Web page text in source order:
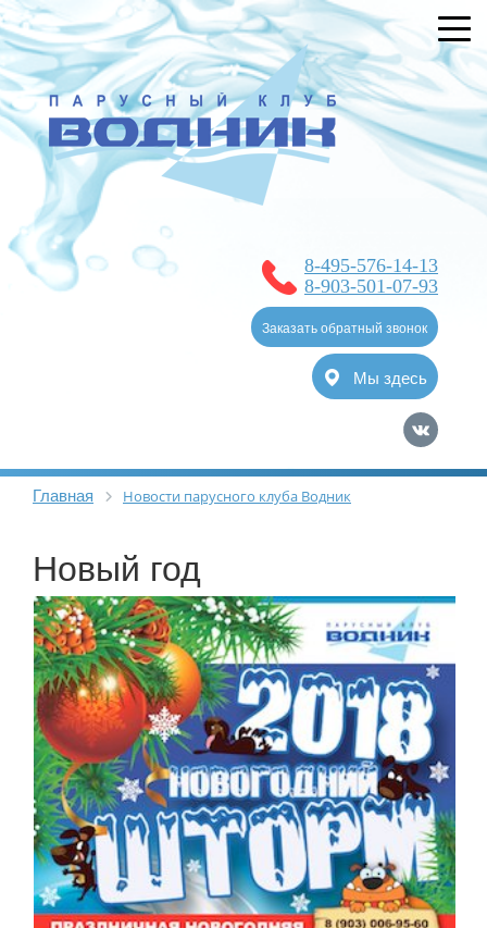
8-495-576-14-13
8-903-501-07-93
Заказать обратный звонок
Мы здесь
Главная Новости парусного клуба Водник
Новый год
УСЛУГИ
БРОНИРОВАНИЕ
О КЛУБЕ
НОВОСТИ
ЯХТ-КЛУБ
ОТЗЫВЫ